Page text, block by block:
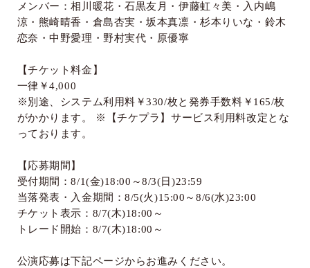
メンバー：相川暖花・石黒友月・伊藤虹々美・入内嶋
涼・熊崎晴香・倉島杏実・坂本真凛・杉本りいな・鈴木
恋奈・中野愛理・野村実代・原優寧
【チケット料金】
一律￥4,000
※別途、システム利用料￥330/枚と発券手数料￥ 165/枚
がかかります。 ※【チケプラ】サービス利用料改定とな
っております。
【応募期間】
受付期間：8/1(金)18:00 ～8/3(日 )23:59
当落発表・入金期間：8/5(火)15:00 ～ 8/6(水)23:00
チケット表示： 8/7(木)18:00 ～
トレード開始： 8/7(木)18:00 ～
公演応募は下記ページからお進みください。